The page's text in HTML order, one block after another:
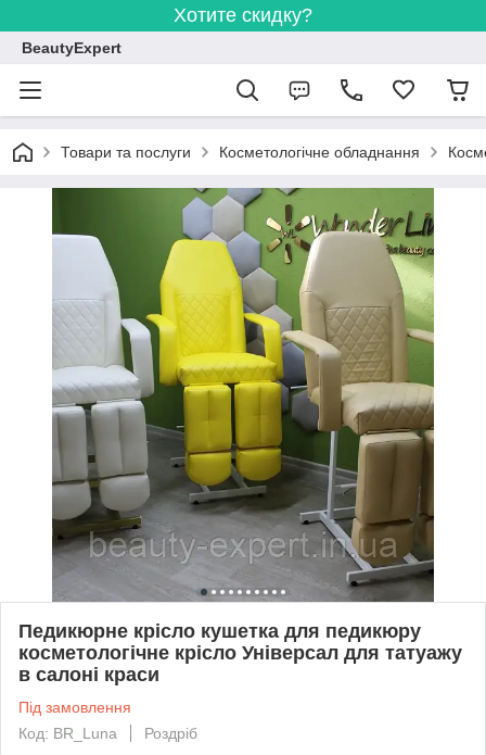
Хотите скидку?
BeautyExpert
Товари та послуги Косметологічне обладнання
Педикюрне крісло кушетка для педикюру
косметологічне крісло Універсал для татуажу
в салоні краси
Під замовлення
Код: BR_Luna
Роздріб